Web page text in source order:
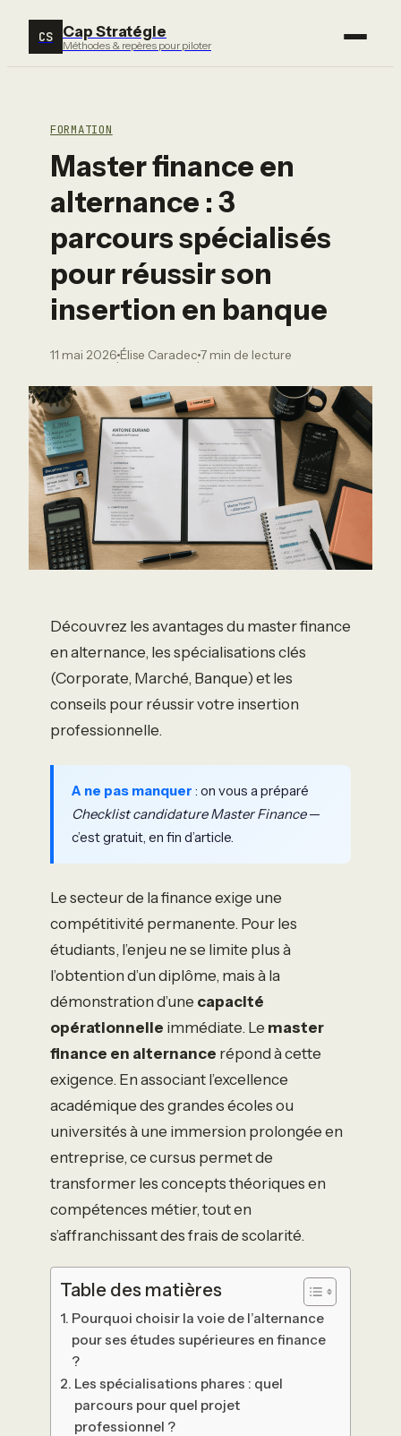
CS Cap Stratégie
Méthodes & repères pour piloter
FORMATION
Master finance en
alternance : 3
parcours spécialisés
pour réussir son
insertion en banque
11 mai 2026
·
Élise Caradec
·
7 min de lecture
Découvrez les avantages du master finance
en alternance, les spécialisations clés
(Corporate, Marché, Banque) et les
conseils pour réussir votre insertion
professionnelle.
A ne pas manquer : on vous a préparé
Checklist candidature Master Finance—
c’est gratuit, en fin d’article.
Le secteur de la finance exige une
compétitivité permanente. Pour les
étudiants, l’enjeu ne se limite plus à
l’obtention d’un diplôme, mais à la
démonstration d’une capacité
opérationnelle immédiate. Le master
finance en alternance répond à cette
exigence. En associant l’excellence
académique des grandes écoles ou
universités à une immersion prolongée en
entreprise, ce cursus permet de
transformer les concepts théoriques en
compétences métier, tout en
s’affranchissant des frais de scolarité.
Table des matières
Pourquoi choisir la voie de l’alternance
pour ses études supérieures en finance
?
Les spécialisations phares : quel
parcours pour quel projet
professionnel ?